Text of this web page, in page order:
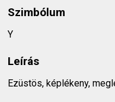
Szimbólum
Y
Leírás
Ezüstös, képlékeny,